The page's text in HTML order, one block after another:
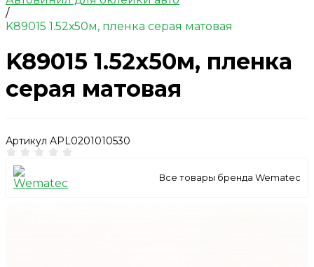
/
K89015 1.52х50м, пленка серая матовая
K89015 1.52х50м, пленка
серая матовая
Артикул APL0201010530
Все товары бренда Wematec